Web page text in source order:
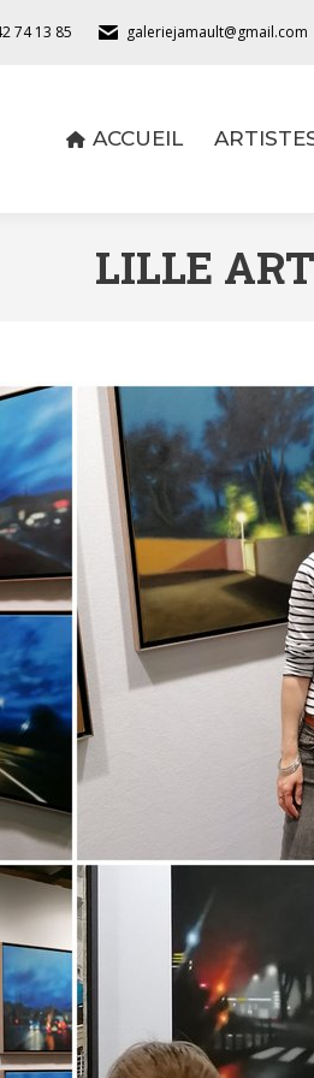
74 13 85 galeriejamault@gmail.com
ACCUEIL
LILLE